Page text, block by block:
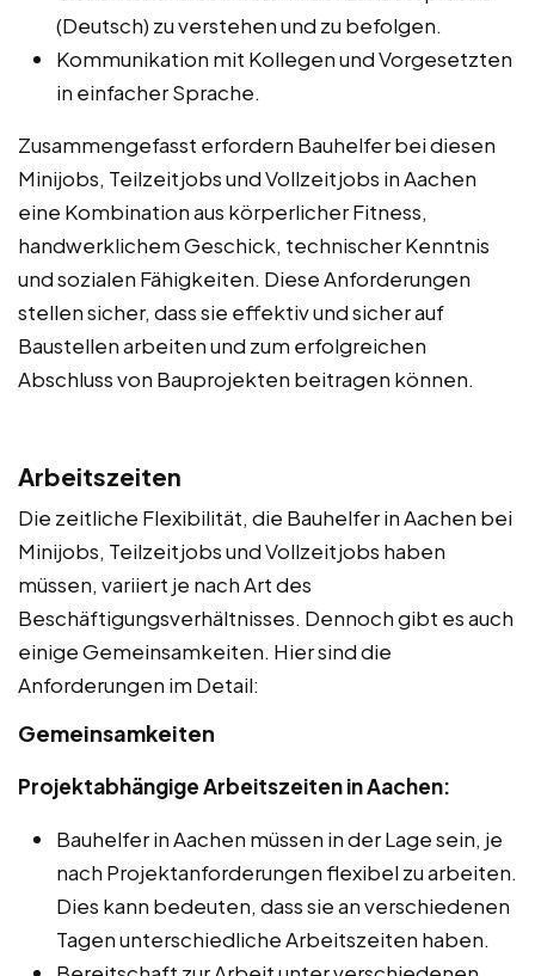
(Deutsch) zu verstehen und zu befolgen.
Kommunikation mit Kollegen und Vorgesetzten
in einfacher Sprache.
Zusammengefasst erfordern Bauhelfer bei diesen
Minijobs, Teilzeitjobs und Vollzeitjobs in Aachen
eine Kombination aus körperlicher Fitness,
handwerklichem Geschick, technischer Kenntnis
und sozialen Fähigkeiten. Diese Anforderungen
stellen sicher, dass sie effektiv und sicher auf
Baustellen arbeiten und zum erfolgreichen
Abschluss von Bauprojekten beitragen können.
Arbeitszeiten
Die zeitliche Flexibilität, die Bauhelfer in Aachen bei
Minijobs, Teilzeitjobs und Vollzeitjobs haben
müssen, variiert je nach Art des
Beschäftigungsverhältnisses. Dennoch gibt es auch
einige Gemeinsamkeiten. Hier sind die
Anforderungen im Detail:
Gemeinsamkeiten
Projektabhängige Arbeitszeiten in Aachen:
Bauhelfer in Aachen müssen in der Lage sein, je
nach Projektanforderungen flexibel zu arbeiten.
Dies kann bedeuten, dass sie an verschiedenen
Tagen unterschiedliche Arbeitszeiten haben.